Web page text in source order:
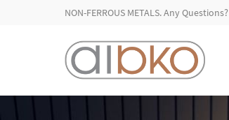
NON-FERROUS METALS. Any Questions?